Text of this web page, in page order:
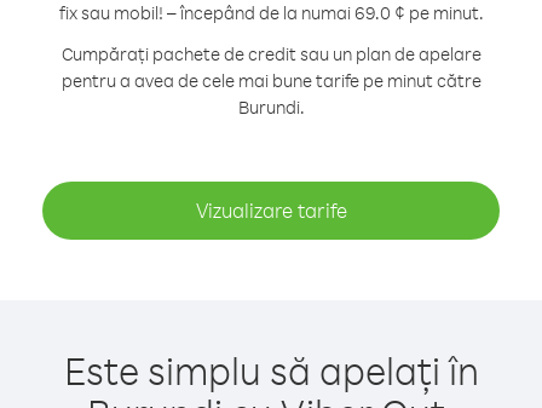
fix sau mobil! – începând de la numai 69.0 ¢ pe minut.
Cumpărați pachete de credit sau un plan de apelare
pentru a avea de cele mai bune tarife pe minut către
Burundi.
Vizualizare tarife
Este simplu să apelați în